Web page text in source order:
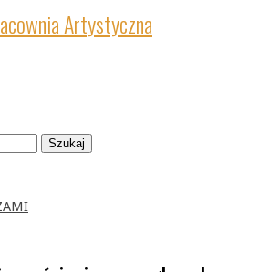
Artystyczna
Szukaj